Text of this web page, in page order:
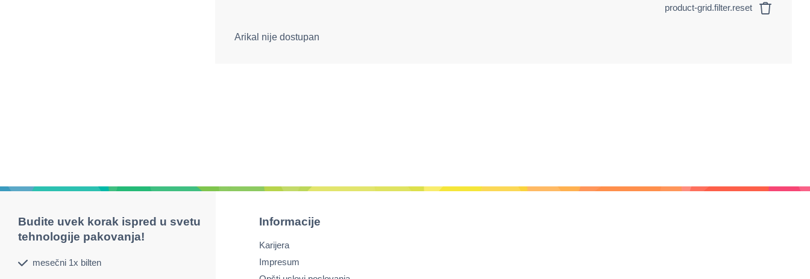
product-grid.filter.reset
Arikal nije dostupan
Budite uvek korak ispred u svetu
tehnologije pakovanja!
mesečni 1x bilten
Informacije
Karijera
Impresum